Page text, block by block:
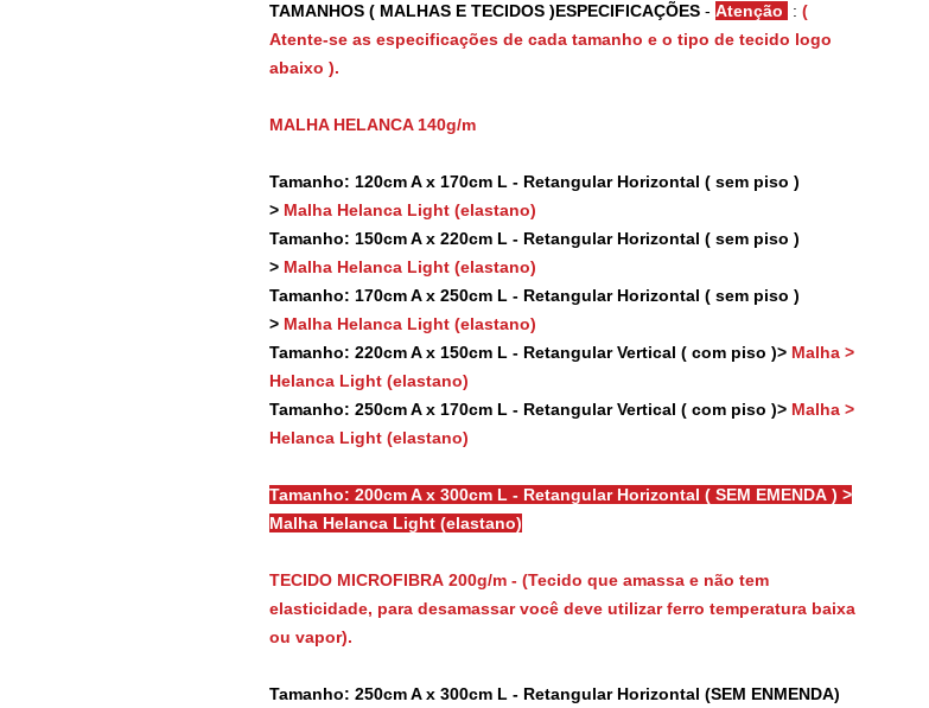
TAMANHOS ( MALHAS E TECIDOS )ESPECIFICAÇÕES - Atenção : (
Atente-se as especificações de cada tamanho e o tipo de tecido logo
abaixo ).
MALHA HELANCA 140g/m
Tamanho: 120cm A x 170cm L - Retangular Horizontal ( sem piso )
> Malha Helanca Light (elastano)
Tamanho: 150cm A x 220cm L - Retangular Horizontal ( sem piso )
> Malha Helanca Light (elastano)
Tamanho: 170cm A x 250cm L - Retangular Horizontal ( sem piso )
> Malha Helanca Light (elastano)
Tamanho: 220cm A x 150cm L - Retangular Vertical ( com piso )> Malha >
Helanca Light (elastano)
Tamanho: 250cm A x 170cm L - Retangular Vertical ( com piso )> Malha >
Helanca Light (elastano)
Tamanho: 200cm A x 300cm L - Retangular Horizontal ( SEM EMENDA ) >
Malha Helanca Light (elastano)
TECIDO MICROFIBRA 200g/m - (Tecido que amassa e não tem
elasticidade, para desamassar você deve utilizar ferro temperatura baixa
ou vapor).
Tamanho: 250cm A x 300cm L - Retangular Horizontal (SEM ENMENDA)